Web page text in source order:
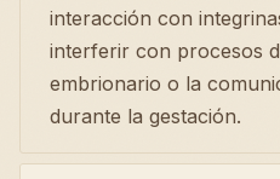
interacción con
interferir con procesos
embrionario o la
durante la gestación.